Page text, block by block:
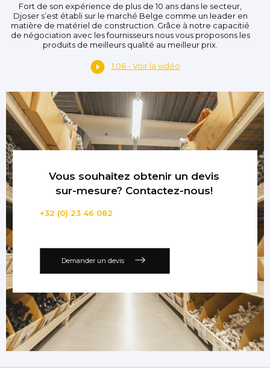
Fort de son expérience de plus de 10 ans dans le secteur,
Djoser s’est établi sur le marché Belge comme un leader en
matière de matériel de construction. Grâce à notre capacitié
de négociation avec les fournisseurs nous vous proposons les
produits de meilleurs qualité au meilleur prix.
1:06 - Voir la vidéo
Vous souhaitez obtenir un devis
sur-mesure? Contactez-nous!
+32 (0) 23 46 082
Demander un devis